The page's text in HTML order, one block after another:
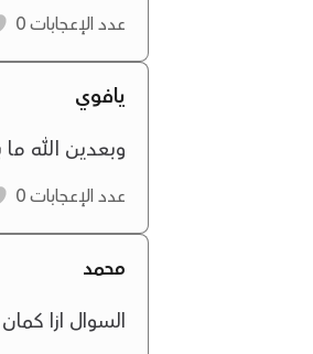
عدد الإعجابات
يافوي
وبعدين الله ما
عدد الإعجابات
محمد
السوال ازا